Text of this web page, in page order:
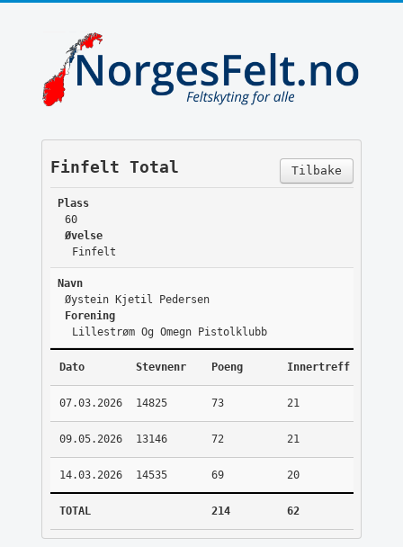
Tilbake
Finfelt Total
Plass
60
Øvelse
Finfelt
Navn
Øystein Kjetil Pedersen
Forening
Lillestrøm Og Omegn Pistolklubb
Dato Stevnenr Poeng Innertreff
07.03.2026 14825 73 21
09.05.2026 13146 72 21
14.03.2026 14535 69 20
TOTAL 214 62